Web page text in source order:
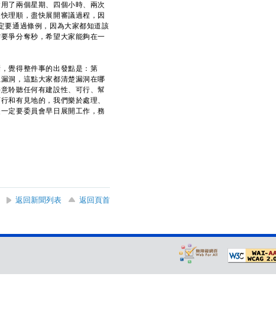
了兩個星期、四個小時、兩次
理順，盡快展開審議過程，因
要通過條例，因為大家都知道該
爭分奪秒，希望大家能夠在一
覺得整件事的出發點是：第
洞，這點大家都清楚漏洞在哪
聆聽任何有建設性、可行、幫
和有見地的，我們樂於處理、
定要委員會早日展開工作，務
返回新聞列表
返回頁首